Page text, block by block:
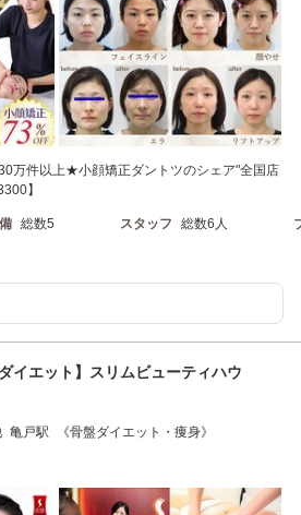
万件以上★小顔矯正ダントツのシェア"全国店
】
総数5 スタッフ 総数6人
イエット】スリムビューティハウ
戸駅 《骨盤ダイエット・痩身》